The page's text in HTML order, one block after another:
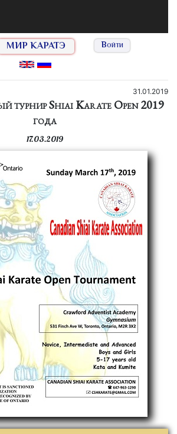
МИР КАРАТЭ Войти
31.01.2019
турнир Shiai Karate Open 2019
года
17.03.2019